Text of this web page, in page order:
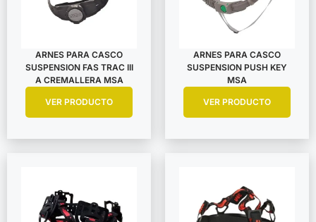
ARNES PARA CASCO
SUSPENSION FAS TRAC III
A CREMALLERA MSA
VER PRODUCTO
ARNES PARA CASCO
SUSPENSION PUSH KEY
MSA
VER PRODUCTO